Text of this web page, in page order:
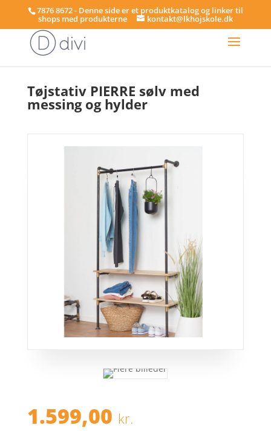
7876 8672 - Denne side er et produktkatalog og linker til
shops med produkterne kontakt@lkhojskole.dk
Tøjstativ PIERRE sølv med
messing og hylder
1.599,00 kr.